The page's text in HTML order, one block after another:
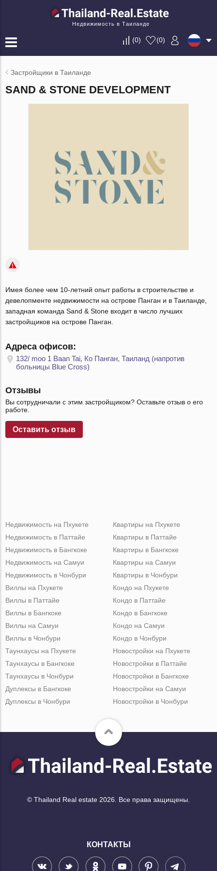
Недвижимость в Таиланде
(0) (0)
Застройщики в Таиланде
SAND & STONE DEVELOPMENT
Имея более чем 10-летний опыт работы в строительстве и
девелопменте недвижимости на острове Панган и в Таиланде,
западная команда Sand & Stone входит в число лучших
застройщиков на острове Панган.
Адреса офисов:
132/ moo 1 Baan Tai, Ко Панган, Таиланд (напротив
больницы Blue Cross)
Отзывы
Вы сотрудничали с этим застройщиком? Оставьте отзыв о его
работе.
Оставить отзыв
Недвижимость на Пхукете
Недвижимость в Паттайе
Недвижимость в Бангкоке
Недвижимость на Самуи
Недвижимость в Чонбури
Квартиры на Пхукете
Квартиры в Паттайе
Квартиры в Бангкоке
Квартиры на Самуи
Квартиры в Чонбури
Виллы на Пхукете
Виллы в Паттайе
Виллы в Бангкоке
Виллы на Самуи
Виллы в Чонбури
Кондо на Пхукете
Кондо в Паттайе
Кондо в Бангкоке
Кондо на Самуи
Кондо в Чонбури
Таунхаусы на Пхукете
Таунхаусы в Бангкоке
Таунхаусы в Чонбури
Дуплексы в Бангкоке
Дуплексы в Чонбури
Новостройки на Пхукете
Новостройки в Паттайе
Новостройки в Бангкоке
Новостройки на Самуи
Новостройки в Чонбури
© Thailand Real estate 2026. Все права защищены.
КОНТАКТЫ